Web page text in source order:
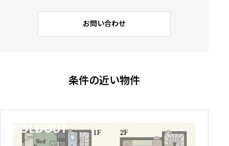
お問い合わせ
条件の近い物件
SOLDOUT